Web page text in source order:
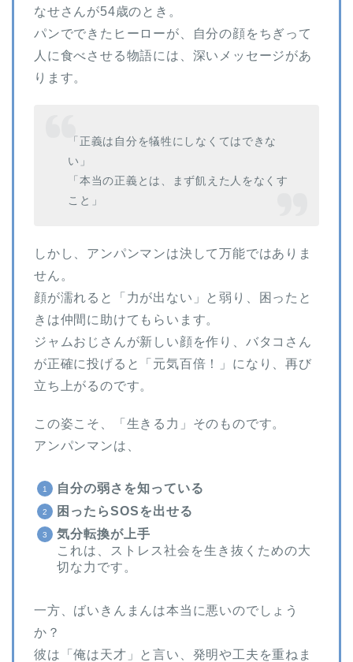
なせさんが54歳のとき。
パンでできたヒーローが、自分の顔をちぎって
人に食べさせる物語には、深いメッセージがあ
ります。
「正義は自分を犠牲にしなくてはできな
い」
「本当の正義とは、まず飢えた人をなくす
こと」
しかし、アンパンマンは決して万能ではありま
せん。
顔が濡れると「力が出ない」と弱り、困ったと
きは仲間に助けてもらいます。
ジャムおじさんが新しい顔を作り、バタコさん
が正確に投げると「元気百倍！」になり、再び
立ち上がるのです。
この姿こそ、「生きる力」そのものです。
アンパンマンは、
自分の弱さを知っている
困ったらSOSを出せる
気分転換が上手
これは、ストレス社会を生き抜くための大
切な力です。
一方、ばいきんまんは本当に悪いのでしょう
か？
彼は「俺は天才」と言い、発明や工夫を重ねま